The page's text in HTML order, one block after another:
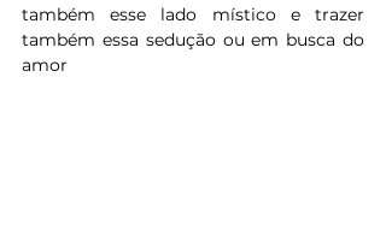
também esse lado místico e trazer
também essa sedução ou em busca do
amor